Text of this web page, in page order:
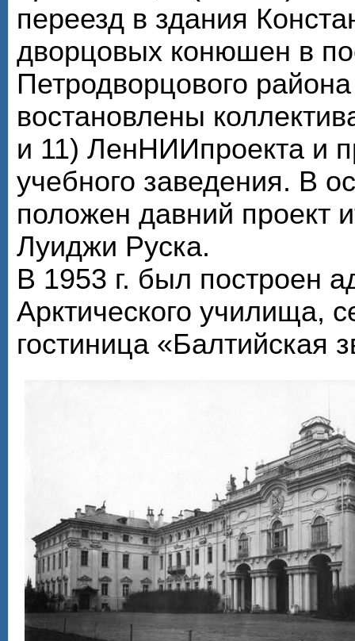
переезд в здания
дворцовых конюшен в
Петродворцового
востановлены
и 11) ЛенНИИпроекта и
учебного заведения. В
положен давний проект
Луиджи Руска.
В 1953 г. был построен
Арктического училища,
гостиница «Балтийская